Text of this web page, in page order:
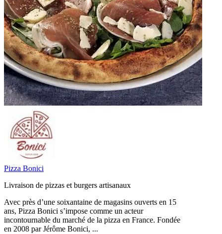
Pizza Bonici
Livraison de pizzas et burgers artisanaux
Avec près d’une soixantaine de magasins ouverts en 15
ans, Pizza Bonici s’impose comme un acteur
incontournable du marché de la pizza en France. Fondée
en 2008 par Jérôme Bonici, ...